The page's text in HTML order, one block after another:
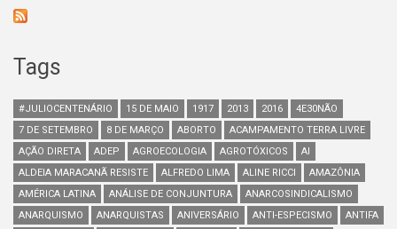
Tags
#JULIOCENTENÁRIO 15 DE MAIO 1917 2013 2016
4E30NÃO
7 DE SETEMBRO
8 DE MARÇO ABORTO
ACAMPAMENTO TERRA LIVRE
AÇÃO DIRETA
ADEP AGROECOLOGIA AGROTÓXICOS
AI
ALDEIA MARACANÃ RESISTE
ALFREDO LIMA ALINE RICCI
AMAZÔNIA
AMÉRICA LATINA
ANÁLISE DE CONJUNTURA
ANARCOSINDICALISMO
ANARQUISMO
ANARQUISTAS ANIVERSÁRIO ANTI-ESPECISMO
ANTIFA